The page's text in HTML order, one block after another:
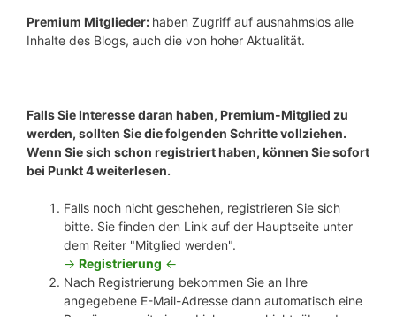
Premium Mitglieder: haben Zugriff auf ausnahmslos alle
Inhalte des Blogs, auch die von hoher Aktualität.
Falls Sie Interesse daran haben, Premium-Mitglied zu
werden, sollten Sie die folgenden Schritte vollziehen.
Wenn Sie sich schon registriert haben, können Sie sofort
bei Punkt 4 weiterlesen.
Falls noch nicht geschehen, registrieren Sie sich
bitte. Sie finden den Link auf der Hauptseite unter
dem Reiter "Mitglied werden".
-> Registrierung <-
Nach Registrierung bekommen Sie an Ihre
angegebene E-Mail-Adresse dann automatisch eine